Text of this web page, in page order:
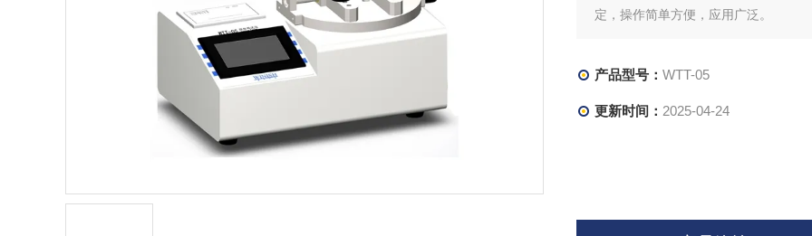
定，操作简单方便，应用广泛。
产品型号： WTT-05
更新时间： 2025-04-24